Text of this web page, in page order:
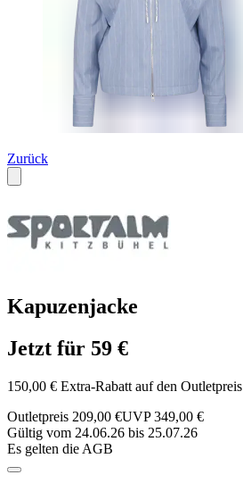
Zurück
Kapuzenjacke
Jetzt für 59 €
150,00 € Extra-Rabatt auf den Outletpreis
Outletpreis 209,00 €UVP 349,00 €
Gültig vom 24.06.26 bis 25.07.26
Es gelten die AGB